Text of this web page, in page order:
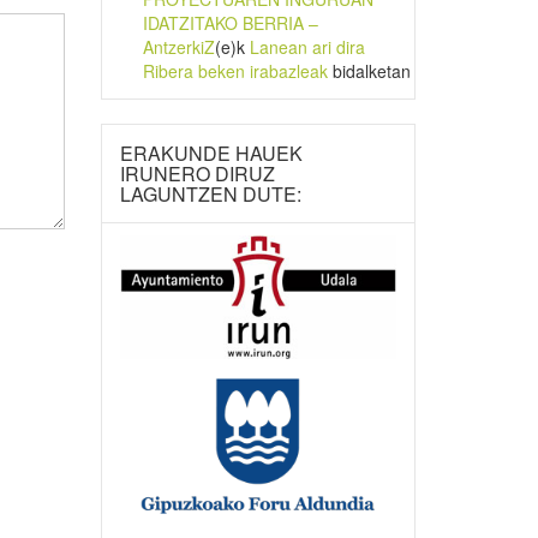
IDATZITAKO BERRIA –
AntzerkiZ(e)k Lanean ari dira
Ribera beken irabazleakbidalketan
ERAKUNDE HAUEK
IRUNERO DIRUZ
LAGUNTZEN DUTE: